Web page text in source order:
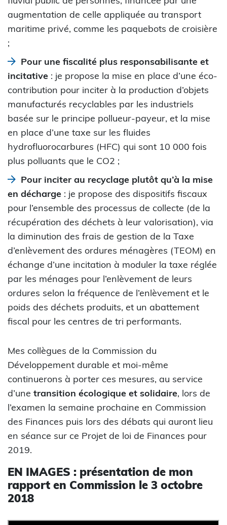
augmentation de celle appliquée au transport
maritime privé, comme les paquebots de croisière
;
Pour une fiscalité plus responsabilisante et
incitative : je propose la mise en place d’une éco-
contribution pour inciter à la production d’objets
manufacturés recyclables par les industriels
basée sur le principe pollueur-payeur, et la mise
en place d’une taxe sur les fluides
hydrofluorocarbures (HFC) qui sont 10 000 fois
plus polluants que le CO2 ;
Pour inciter au recyclage plutôt qu’à la mise
en décharge : je propose des dispositifs fiscaux
pour l’ensemble des processus de collecte (de la
récupération des déchets à leur valorisation), via
la diminution des frais de gestion de la Taxe
d’enlèvement des ordures ménagères (TEOM) en
échange d’une incitation à moduler la taxe réglée
par les ménages pour l’enlèvement de leurs
ordures selon la fréquence de l’enlèvement et le
poids des déchets produits, et un abattement
fiscal pour les centres de tri performants.
Mes collègues de la Commission du
Développement durable et moi-même
continuerons à porter ces mesures, au service
d’une transition écologique et solidaire, lors de
l’examen la semaine prochaine en Commission
des Finances puis lors des débats qui auront lieu
en séance sur ce Projet de loi de Finances pour
2019.
EN IMAGES : présentation de mon
rapport en Commission le 3 octobre
2018